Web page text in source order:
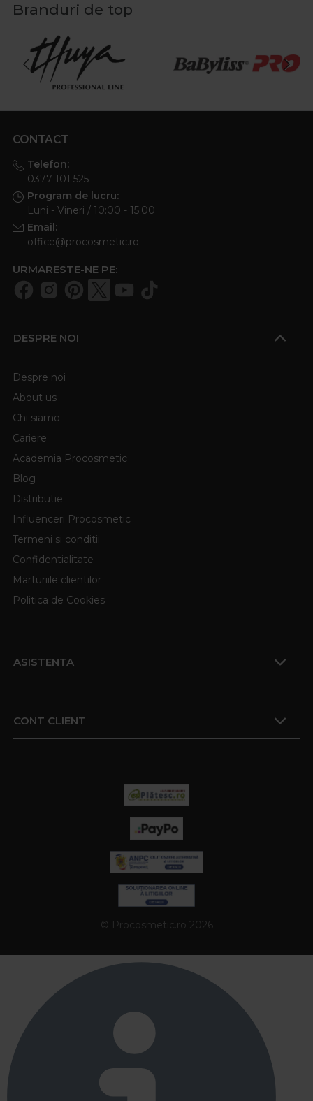
Branduri de top
CONTACT
Telefon:
0377 101 525
Program de lucru:
Luni - Vineri / 10:00 - 15:00
Email:
office@procosmetic.ro
URMARESTE-NE PE:
DESPRE NOI
Despre noi
About us
Chi siamo
Cariere
Academia Procosmetic
Blog
Distributie
Influenceri Procosmetic
Termeni si conditii
Confidentialitate
Marturiile clientilor
Politica de Cookies
ASISTENTA
CONT CLIENT
© Procosmetic.ro 2026